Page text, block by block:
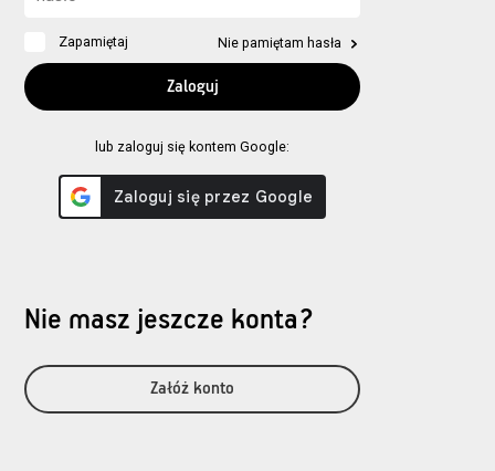
Zapamiętaj Nie pamiętam hasła
lub zaloguj się kontem Google:
Nie masz jeszcze konta?
Załóż konto